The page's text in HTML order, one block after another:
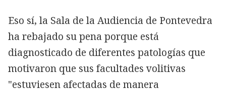
Eso sí, la Sala de la Audiencia de Pontevedra
ha rebajado su pena porque está
diagnosticado de diferentes patologías que
motivaron que sus facultades volitivas
"estuviesen afectadas de manera